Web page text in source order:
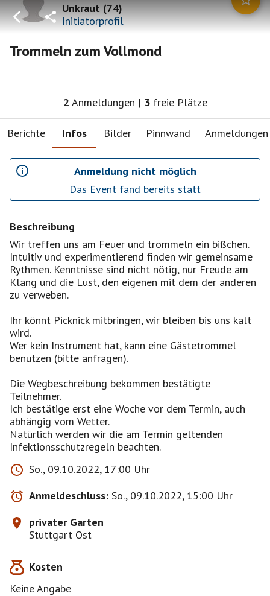
Unkraut(74)
Initiatorprofil
Trommeln zum Vollmond
2 Anmeldungen | 3 freie Plätze
Berichte Infos Bilder Pinnwand Anmeldungen
Anmeldung nicht möglich
Das Event fand bereits statt
Beschreibung
Wir treffen uns am Feuer und trommeln ein bißchen.
Intuitiv und experimentierend finden wir gemeinsame
Rythmen. Kenntnisse sind nicht nötig, nur Freude am
Klang und die Lust, den eigenen mit dem der anderen
zu verweben.
Ihr könnt Picknick mitbringen, wir bleiben bis uns kalt
wird.
Wer kein Instrument hat, kann eine Gästetrommel
benutzen (bitte anfragen).
Die Wegbeschreibung bekommen bestätigte
Teilnehmer.
Ich bestätige erst eine Woche vor dem Termin, auch
abhängig vom Wetter.
Natürlich werden wir die am Termin geltenden
Infektionsschutzregeln beachten.
So., 09.10.2022, 17:00 Uhr
Anmeldeschluss: So., 09.10.2022, 15:00 Uhr
privater Garten
Stuttgart Ost
Kosten
Keine Angabe